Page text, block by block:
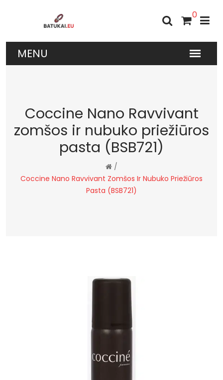
0
Coccine Nano Ravvivant
zomšos ir nubuko priežiūros
pasta (BSB721)
/
Coccine Nano Ravvivant Zomšos Ir Nubuko Priežiūros
Pasta (BSB721)